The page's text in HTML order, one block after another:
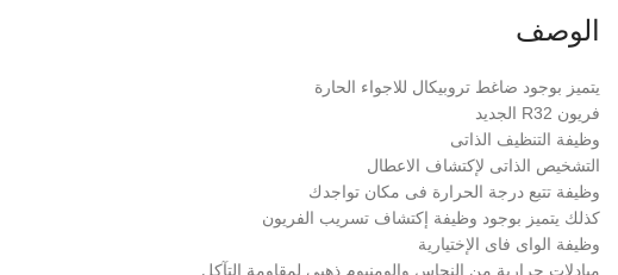
الوصف
يتميز بوجود ضاغط تروبيكال للاجواء الحارة
فريون R32 الجديد
وظيفة التنظيف الذاتى
التشخيص الذاتى لإكتشاف الاعطال
وظيفة تتبع درجة الحرارة فى مكان تواجدك
كذلك يتميز بوجود وظيفة إكتشاف تسريب الفريون
وظيفة الواى فاى الإختيارية
مبادلات حرارية من النحاس والومنيوم ذهبى لمقاومة التآكل